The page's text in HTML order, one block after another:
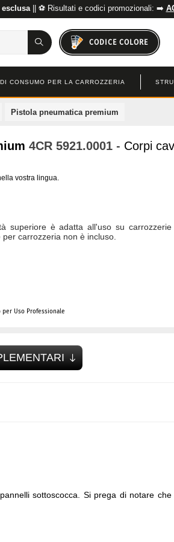
|| ⚽ Risultati e codici promozionali: ➡️
CODICE COLORE
CONSUMO PER LA CARROZZERIA
Pistola pneumatica premium
4CR 5921.0001 - Corpi
vostra lingua.
superiore è adatta all'uso su
carrozzeria non è incluso.
Uso Professionale
sottoscocca. Si prega di notare che